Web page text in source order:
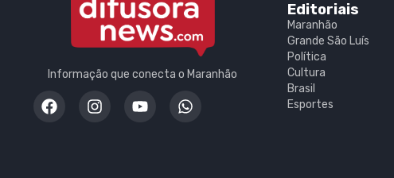
Informação que conecta o Maranhão
Editoriais
Maranhão
Grande São Luís
Política
Cultura
Brasil
Esportes